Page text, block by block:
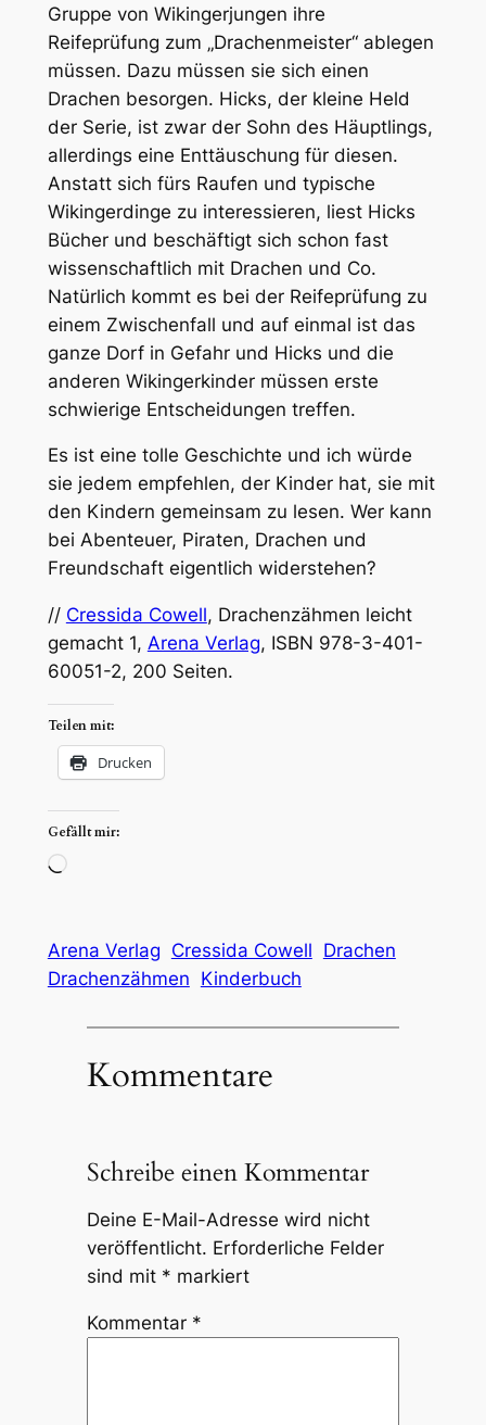
Gruppe von Wikingerjungen ihre
Reifeprüfung zum „Drachenmeister“ ablegen
müssen. Dazu müssen sie sich einen
Drachen besorgen. Hicks, der kleine Held
der Serie, ist zwar der Sohn des Häuptlings,
allerdings eine Enttäuschung für diesen.
Anstatt sich fürs Raufen und typische
Wikingerdinge zu interessieren, liest Hicks
Bücher und beschäftigt sich schon fast
wissenschaftlich mit Drachen und Co.
Natürlich kommt es bei der Reifeprüfung zu
einem Zwischenfall und auf einmal ist das
ganze Dorf in Gefahr und Hicks und die
anderen Wikingerkinder müssen erste
schwierige Entscheidungen treffen.
Es ist eine tolle Geschichte und ich würde
sie jedem empfehlen, der Kinder hat, sie mit
den Kindern gemeinsam zu lesen. Wer kann
bei Abenteuer, Piraten, Drachen und
Freundschaft eigentlich widerstehen?
// Cressida Cowell, Drachenzähmen leicht
gemacht 1, Arena Verlag, ISBN 978-3-401-
60051-2, 200 Seiten.
Teilen mit:
Drucken
Gefällt mir:
Wird
Arena Verlag Cressida Cowell Drachen
Drachenzähmen Kinderbuch
Kommentare
Schreibe einen Kommentar
Deine E-Mail-Adresse wird nicht
veröffentlicht. Erforderliche Felder
sind mit * markiert
Kommentar *